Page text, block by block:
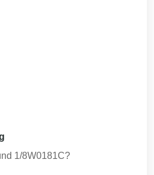
1/8W0181C?